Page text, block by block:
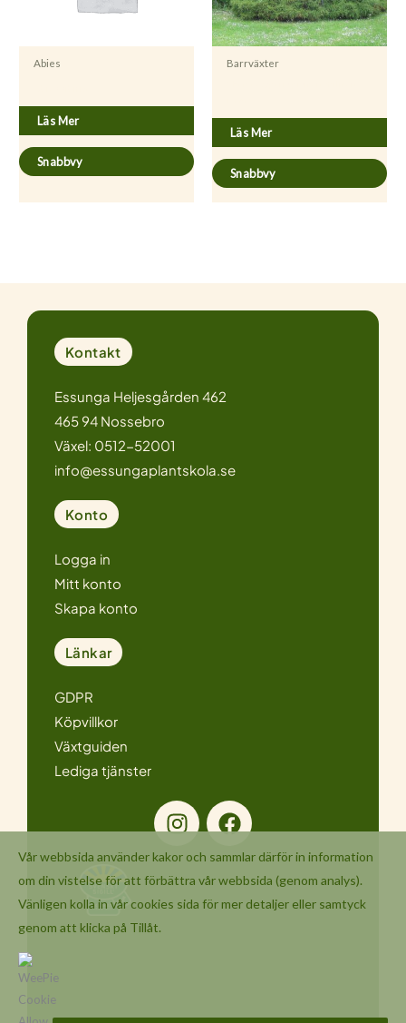
Abies
Läs Mer
Snabbvy
Barrväxter
Läs Mer
Snabbvy
Kontakt
Essunga Heljesgården 462
465 94 Nossebro
Växel: 0512-52001
info@essungaplantskola.se
Konto
Logga in
Mitt konto
Skapa konto
Länkar
GDPR
Köpvillkor
Växtguiden
Lediga tjänster
I
n
s
t
a
F
a
c
e
b
Vår webbsida använder kakor och sammlar därför in information
om din vistelse för att förbättra vår webbsida (genom analys).
Vänligen kolla in vårcookies sida för mer detaljer eller samtyck
genom att klicka på Tillåt.